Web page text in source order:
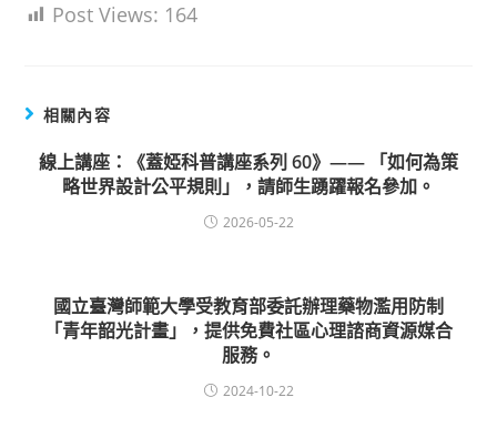
Post Views: 164
相關內容
線上講座：《蓋婭科普講座系列 60》—— 「如何為策
略世界設計公平規則」，請師生踴躍報名參加。
2026-05-22
國立臺灣師範大學受教育部委託辦理藥物濫用防制
「青年韶光計畫」，提供免費社區心理諮商資源媒合
服務。
2024-10-22